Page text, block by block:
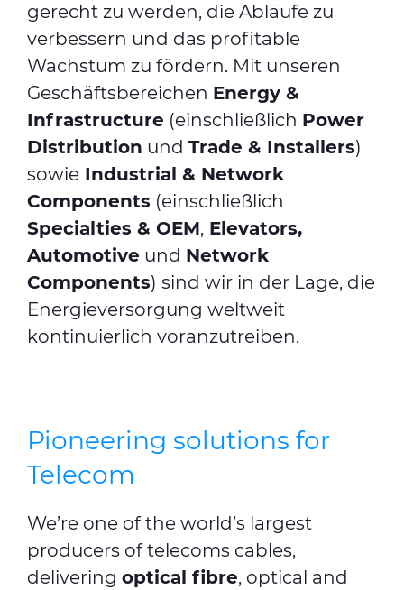
gerecht zu werden, die Abläufe zu
verbessern und das profitable
Wachstum zu fördern. Mit unseren
Geschäftsbereichen Energy &
Infrastructure (einschließlich Power
Distribution und Trade & Installers)
sowie Industrial & Network
Components (einschließlich
Specialties & OEM, Elevators,
Automotive und Network
Components) sind wir in der Lage, die
Energieversorgung weltweit
kontinuierlich voranzutreiben.
Pioneering solutions for
Telecom
We’re one of the world’s largest
producers of telecoms cables,
delivering optical fibre, optical and